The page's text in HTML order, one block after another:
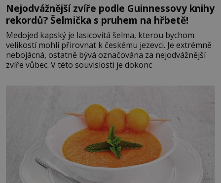
Nejodvážnější zvíře podle Guinnessovy knihy
rekordů? Šelmička s pruhem na hřbetě!
Medojed kapský je lasicovitá šelma, kterou bychom
velikostí mohli přirovnat k českému jezevci. Je extrémně
nebojácná, ostatně bývá označována za nejodvážnější
zvíře vůbec. V této souvislosti je dokonc